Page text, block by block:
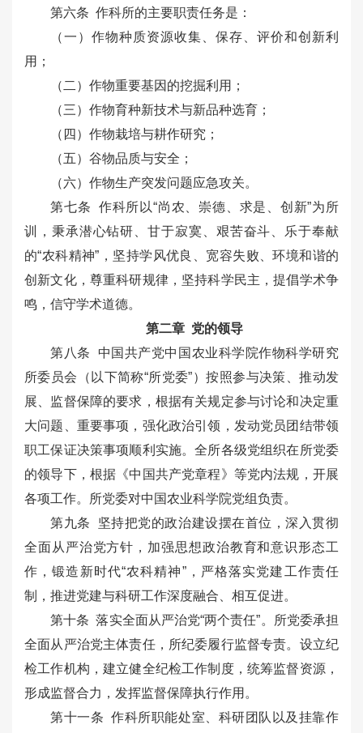
第六条 作科所的主要职责任务是：
（一）作物种质资源收集、保存、评价和创新利
用；
（二）作物重要基因的挖掘利用；
（三）作物育种新技术与新品种选育；
（四）作物栽培与耕作研究；
（五）谷物品质与安全；
（六）作物生产突发问题应急攻关。
第七条 作科所以“尚农、崇德、求是、创新”为所
训，秉承潜心钻研、甘于寂寞、艰苦奋斗、乐于奉献
的“农科精神”，坚持学风优良、宽容失败、环境和谐的
创新文化，尊重科研规律，坚持科学民主，提倡学术争
鸣，信守学术道德。
第二章 党的领导
第八条 中国共产党中国农业科学院作物科学研究
所委员会（以下简称“所党委”）按照参与决策、推动发
展、监督保障的要求，根据有关规定参与讨论和决定重
大问题、重要事项，强化政治引领，发动党员团结带领
职工保证决策事项顺利实施。全所各级党组织在所党委
的领导下，根据《中国共产党章程》等党内法规，开展
各项工作。所党委对中国农业科学院党组负责。
第九条 坚持把党的政治建设摆在首位，深入贯彻
全面从严治党方针，加强思想政治教育和意识形态工
作，锻造新时代“农科精神”，严格落实党建工作责任
制，推进党建与科研工作深度融合、相互促进。
第十条 落实全面从严治党“两个责任”。所党委承担
全面从严治党主体责任，所纪委履行监督专责。设立纪
检工作机构，建立健全纪检工作制度，统筹监督资源，
形成监督合力，发挥监督保障执行作用。
第十一条 作科所职能处室、科研团队以及挂靠作